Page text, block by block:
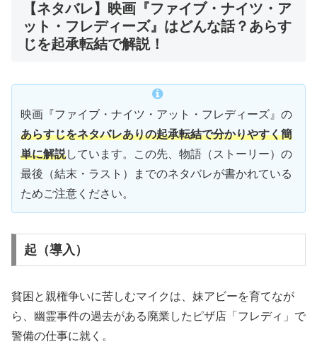
【ネタバレ】映画『ファイブ・ナイツ・ア
ット・フレディーズ』はどんな話？あらす
じを起承転結で解説！
映画『ファイブ・ナイツ・アット・フレディーズ』の
あらすじをネタバレありの起承転結で分かりやすく簡
単に解説しています。この先、物語（ストーリー）の
最後（結末・ラスト）までのネタバレが書かれている
ためご注意ください。
起（導入）
貧困と親権争いに苦しむマイクは、妹アビーを育てなが
ら、幽霊事件の過去がある廃業したピザ店「フレディ」で
警備の仕事に就く。